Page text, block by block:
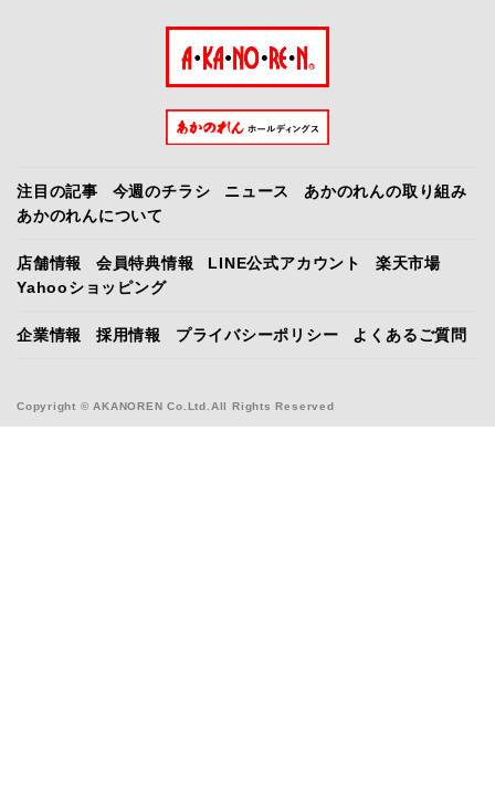
Copyright © AKANOREN Co.Ltd.All Rights Reserved
注目の記事 今週のチラシ ニュース
あかのれんの取り組み
あかのれんについて
店舗情報 会員特典情報 LINE公式アカウント
楽天市場
Yahooショッピング
企業情報 採用情報 プライバシーポリシー よくあるご質問